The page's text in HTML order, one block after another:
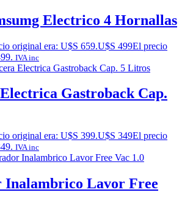
Electrico 4 Hornallas
original era: U$S 659.U$S 499El precio
IVA inc
Gastroback Cap.
original era: U$S 399.U$S 349El precio
IVA inc
Inalambrico Lavor Free